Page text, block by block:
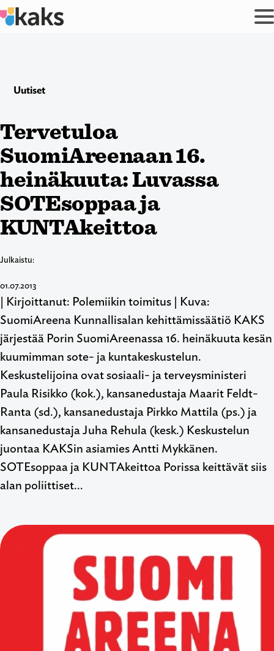
Siirry
sisältöön
Uutiset
Tervetuloa
SuomiAreenaan 16.
heinäkuuta: Luvassa
SOTEsoppaa ja
KUNTAkeittoa
Julkaistu:
01.07.2013
| Kirjoittanut: Polemiikin toimitus | Kuva:
SuomiAreena Kunnallisalan kehittämissäätiö KAKS
järjestää Porin SuomiAreenassa 16. heinäkuuta kesän
kuumimman sote- ja kuntakeskustelun.
Keskustelijoina ovat sosiaali- ja terveysministeri
Paula Risikko (kok.), kansanedustaja Maarit Feldt-
Ranta (sd.), kansanedustaja Pirkko Mattila (ps.) ja
kansanedustaja Juha Rehula (kesk.) Keskustelun
juontaa KAKSin asiamies Antti Mykkänen.
SOTEsoppaa ja KUNTAkeittoa Porissa keittävät siis
alan poliittiset…